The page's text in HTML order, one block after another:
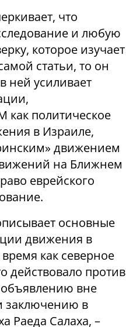
что
и любую
которое изучает
статьи, то он
ней усиливает
политическое
в Израиле,
движением
на Ближнем
еврейского
основные
движения в
как северное
действовало против
объявлению вне
заключению в
Раеда Салаха, –